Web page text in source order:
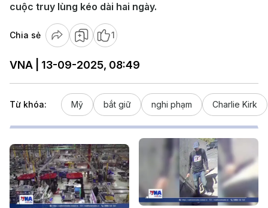
cuộc truy lùng kéo dài hai ngày.
Chia sẻ 1
VNA | 13-09-2025, 08:49
Từ khóa: Mỹ bắt giữ nghi phạm Charlie Kirk